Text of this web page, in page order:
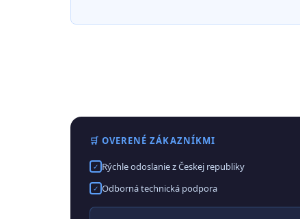
🛒 OVERENÉ ZÁKAZNÍKMI
✓ Rýchle odoslanie z Českej republiky
✓ Odborná technická podpora